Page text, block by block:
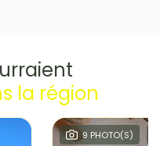
la région
9 PHOTO(S)